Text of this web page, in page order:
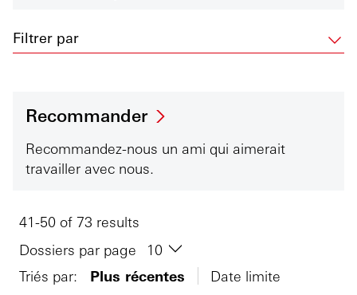
Filtrer par
Recommander
Recommandez-nous un ami qui aimerait
travailler avec nous.
41-50 of 73 results
Dossiers par page
Triés par:
Plus récentes Date limite